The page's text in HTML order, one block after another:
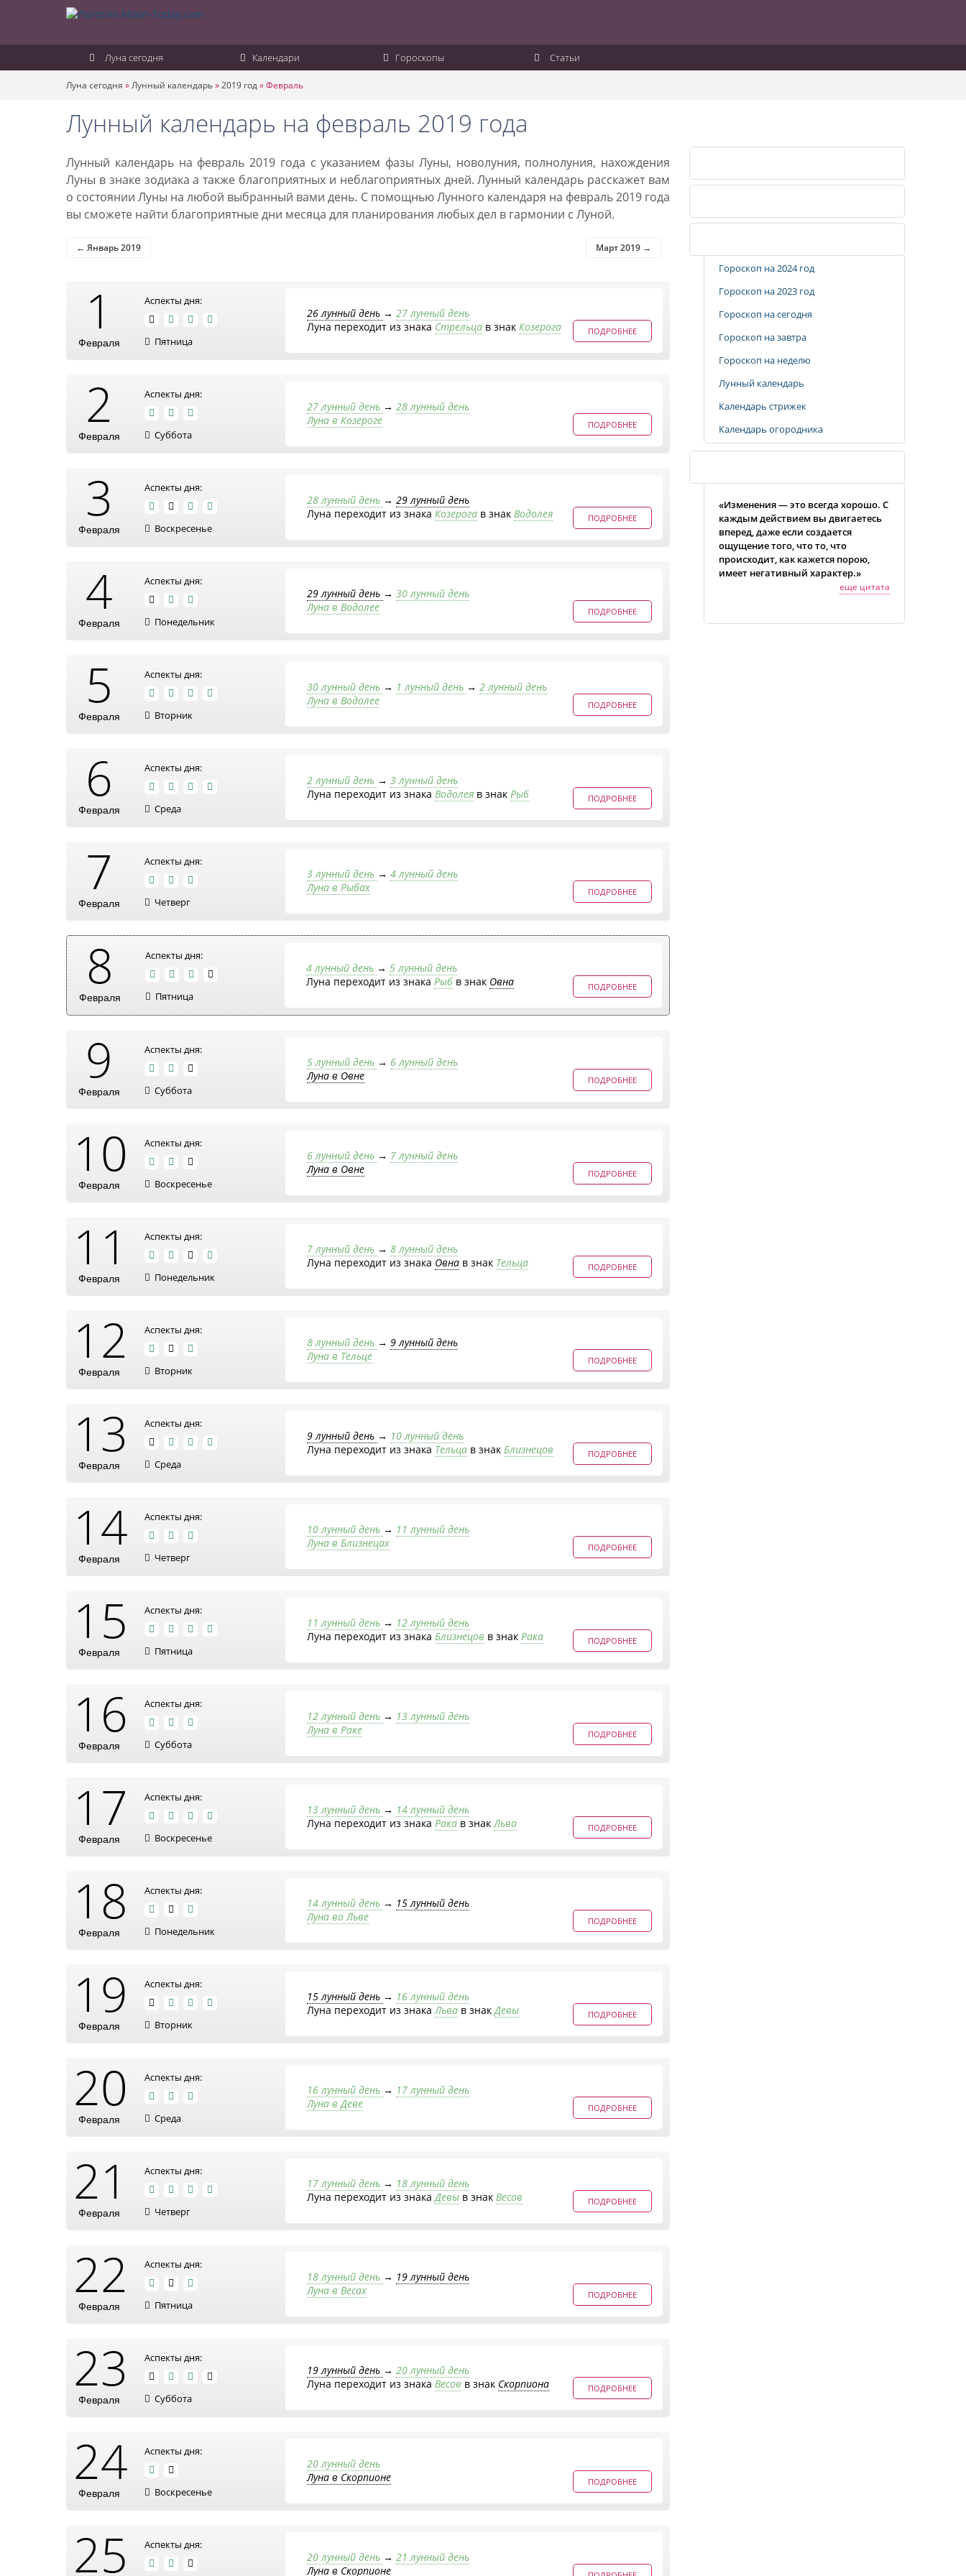
Луна сегодня Календари Гороскопы Статьи
Луна сегодня »Лунный календарь»2019 год»Февраль
Лунный календарь на февраль 2019 года
Лунный календарь на февраль 2019 года с указанием фазы Луны, новолуния, полнолуния, нахождения
Луны в знаке зодиака а также благоприятных и неблагоприятных дней. Лунный календарь расскажет вам
о состоянии Луны на любой выбранный вами день. С помощнью Лунного календаря на февраль 2019 года
вы сможете найти благоприятные дни месяца для планирования любых дел в гармонии с Луной.
← Январь 2019 Март 2019 →
1
Февраля
Аспекты дня:
Пятница
ПОДРОБНЕЕ
26 лунный день → 27 лунный день
Луна переходит из знака Стрельца в знак Козерога
2
Февраля
Аспекты дня:
Суббота
ПОДРОБНЕЕ
27 лунный день → 28 лунный день
Луна в Козероге
3
Февраля
Аспекты дня:
Воскресенье
ПОДРОБНЕЕ
28 лунный день → 29 лунный день
Луна переходит из знака Козерога в знак Водолея
4
Февраля
Аспекты дня:
Понедельник
ПОДРОБНЕЕ
29 лунный день → 30 лунный день
Луна в Водолее
5
Февраля
Аспекты дня:
Вторник
ПОДРОБНЕЕ
30 лунный день → 1 лунный день → 2 лунный день
Луна в Водолее
6
Февраля
Аспекты дня:
Среда
ПОДРОБНЕЕ
2 лунный день → 3 лунный день
Луна переходит из знака Водолея в знак Рыб
7
Февраля
Аспекты дня:
Четверг
ПОДРОБНЕЕ
3 лунный день → 4 лунный день
Луна в Рыбах
8
Февраля
Аспекты дня:
Пятница
ПОДРОБНЕЕ
4 лунный день → 5 лунный день
Луна переходит из знака Рыб в знак Овна
9
Февраля
Аспекты дня:
Суббота
ПОДРОБНЕЕ
5 лунный день → 6 лунный день
Луна в Овне
10
Февраля
Аспекты дня:
Воскресенье
ПОДРОБНЕЕ
6 лунный день → 7 лунный день
Луна в Овне
11
Февраля
Аспекты дня:
Понедельник
ПОДРОБНЕЕ
7 лунный день → 8 лунный день
Луна переходит из знака Овна в знак Тельца
12
Февраля
Аспекты дня:
Вторник
ПОДРОБНЕЕ
8 лунный день → 9 лунный день
Луна в Тельце
13
Февраля
Аспекты дня:
Среда
ПОДРОБНЕЕ
9 лунный день → 10 лунный день
Луна переходит из знака Тельца в знак Близнецов
14
Февраля
Аспекты дня:
Четверг
ПОДРОБНЕЕ
10 лунный день → 11 лунный день
Луна в Близнецах
15
Февраля
Аспекты дня:
Пятница
ПОДРОБНЕЕ
11 лунный день → 12 лунный день
Луна переходит из знака Близнецов в знак Рака
16
Февраля
Аспекты дня:
Суббота
ПОДРОБНЕЕ
12 лунный день → 13 лунный день
Луна в Раке
17
Февраля
Аспекты дня:
Воскресенье
ПОДРОБНЕЕ
13 лунный день → 14 лунный день
Луна переходит из знака Рака в знакЛьва
18
Февраля
Аспекты дня:
Понедельник
ПОДРОБНЕЕ
14 лунный день → 15 лунный день
Луна во Льве
19
Февраля
Аспекты дня:
Вторник
ПОДРОБНЕЕ
15 лунный день → 16 лунный день
Луна переходит из знакаЛьва в знакДевы
20
Февраля
Аспекты дня:
Среда
ПОДРОБНЕЕ
16 лунный день → 17 лунный день
Луна в Деве
21
Февраля
Аспекты дня:
Четверг
ПОДРОБНЕЕ
17 лунный день → 18 лунный день
Луна переходит из знакаДевы в знак Весов
22
Февраля
Аспекты дня:
Пятница
ПОДРОБНЕЕ
18 лунный день → 19 лунный день
Луна в Весах
23
Февраля
Аспекты дня:
Суббота
ПОДРОБНЕЕ
19 лунный день → 20 лунный день
Луна переходит из знака Весов в знак Скорпиона
24
Февраля
Аспекты дня:
Воскресенье
ПОДРОБНЕЕ
20 лунный день
Луна в Скорпионе
25 Аспекты дня:
20 лунный день → 21 лунный день
Луна в Скорпионе
Гороскоп на 2024 год
Гороскоп на 2023 год
Гороскоп на сегодня
Гороскоп на завтра
Гороскоп на неделю
Лунный календарь
Календарь стрижек
Календарь огородника
«Изменения — это всегда хорошо. С
каждым действием вы двигаетесь
вперед, даже если создается
ощущение того, что то, что
происходит, как кажется порою,
имеет негативный характер.»
еще цитата